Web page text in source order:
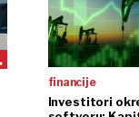
financije
Investitori